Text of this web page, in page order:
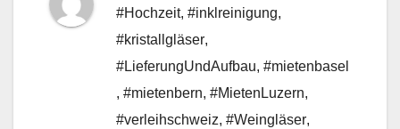
#Hochzeit, #inklreinigung,
#kristallgläser,
#LieferungUndAufbau, #mietenbasel
, #mietenbern, #MietenLuzern,
#verleihschweiz, #Weingläser,